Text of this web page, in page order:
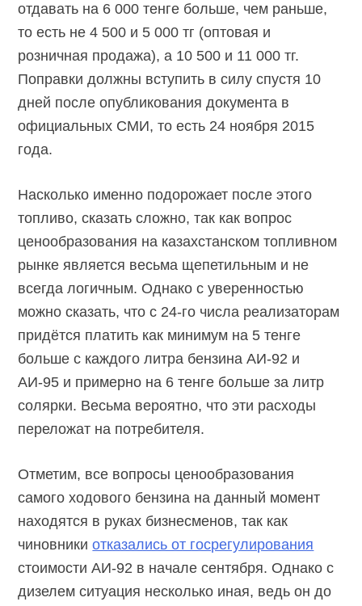
отдавать на 6 000 тенге больше, чем раньше,
то есть не 4 500 и 5 000 тг (оптовая и
розничная продажа), а 10 500 и 11 000 тг.
Поправки должны вступить в силу спустя 10
дней после опубликования документа в
официальных СМИ, то есть 24 ноября 2015
года.
Насколько именно подорожает после этого
топливо, сказать сложно, так как вопрос
ценообразования на казахстанском топливном
рынке является весьма щепетильным и не
всегда логичным. Однако с уверенностью
можно сказать, что с 24-го числа реализаторам
придётся платить как минимум на 5 тенге
больше с каждого литра бензина АИ-92 и
АИ-95 и примерно на 6 тенге больше за литр
солярки. Весьма вероятно, что эти расходы
переложат на потребителя.
Отметим, все вопросы ценообразования
самого ходового бензина на данный момент
находятся в руках бизнесменов, так как
чиновникиотказались от госрегулирования
стоимости АИ-92 в начале сентября. Однако с
дизелем ситуация несколько иная, ведь он до